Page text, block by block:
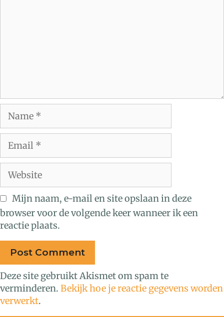
Mijn naam, e-mail en site opslaan in deze
browser voor de volgende keer wanneer ik een
reactie plaats.
Deze site gebruikt Akismet om spam te
verminderen. Bekijk hoe je reactie gegevens worden
verwerkt.